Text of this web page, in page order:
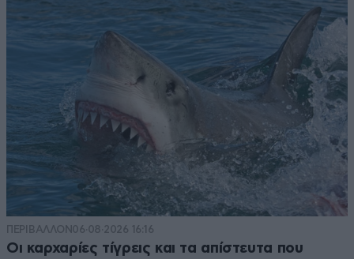
ΠΕΡΙΒΑΛΛΟΝ06·08·2026 16:16
Οι καρχαρίες τίγρεις και τα απίστευτα που